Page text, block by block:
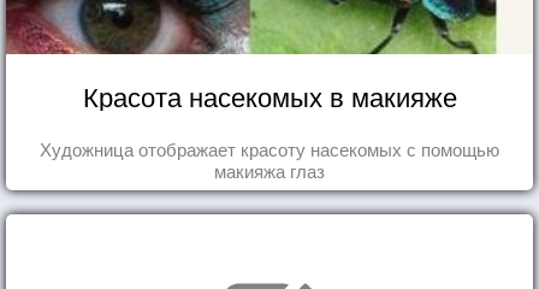
Красота насекомых в макияже
Художница отображает красоту насекомых с помощью
макияжа глаз